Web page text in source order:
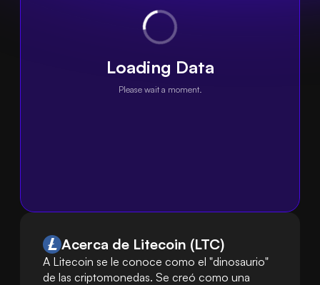
Loading Data
Please wait a moment.
Acerca de Litecoin (LTC)
A Litecoin se le conoce como el "dinosaurio"
de las criptomonedas. Se creó como una